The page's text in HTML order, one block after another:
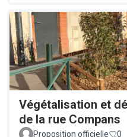
Végétalisation et
de la rue Compans
Proposition officielle 0